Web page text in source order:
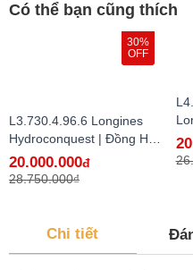
Có thể bạn cũng thích
30%
OFF
L3.730.4.96.6 Longines
Hydroconquest | Đồng Hồ
Longines Chính Hãng Bán
Lẻ Tại VN
20.000.000đ
28.750.000₫
Lẻ
Chi tiết